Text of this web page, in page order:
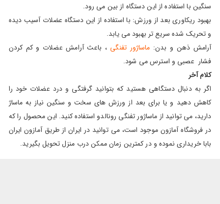
سنگین با استفاده از این دستگاه از بین می رود.
بهبود ریکاوری بعد از ورزش: با استفاده از این دستگاه عضلات آسیب دیده
و تحریک شده سریع تر بهبود می یابد.
آرامش ذهن و بدن: ماساژور تفنگی ، باعث آرامش عضلات و کم کردن
فشار عصبی و استرس می شود.
کلام آخر
اگر به دنبال دستگاهی هستید که بتوانید گرفتگی و درد عضلات خود را
کاهش دهید و یا برای بعد از ورزش های سخت و سنگین نیاز به ماساژ
دارید، می توانید از ماساژور تفنگی رونالدو استفاده کنید. این محصول را که
در فروشگاه آمازون موجود است، می توانید در ایران از طریق آمازون ایران
بابا خریداری نموده و در کمترین زمان ممکن درب منزل تحویل بگیرید.